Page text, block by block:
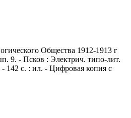
Общества 1912-1913 г
9. - Псков : Электрич. типо-лит.
142 с. : ил. - Цифровая копия с